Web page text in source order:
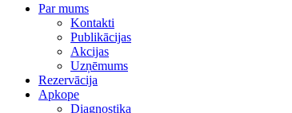
Par mums
Kontakti
Publikācijas
Akcijas
Uzņēmums
Rezervācija
Apkope
Diagnostika